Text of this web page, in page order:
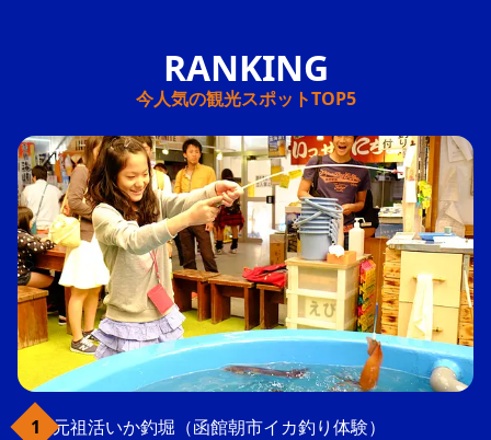
今人気の観光スポットTOP5
元祖活いか釣堀（函館朝市イカ釣り体験）